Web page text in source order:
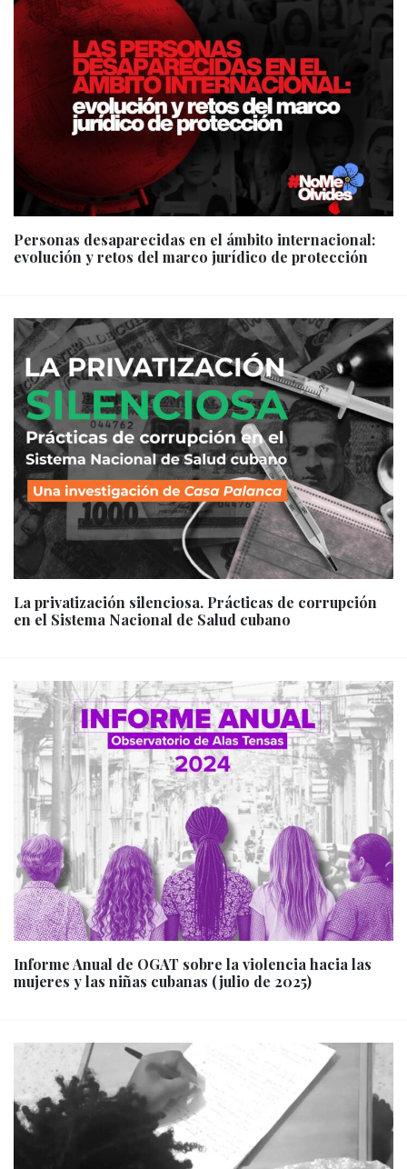
Personas desaparecidas en el ámbito internacional:
evolución y retos del marco jurídico de protección
La privatización silenciosa. Prácticas de corrupción
en el Sistema Nacional de Salud cubano
Informe Anual de OGAT sobre la violencia hacia las
mujeres y las niñas cubanas (julio de 2025)